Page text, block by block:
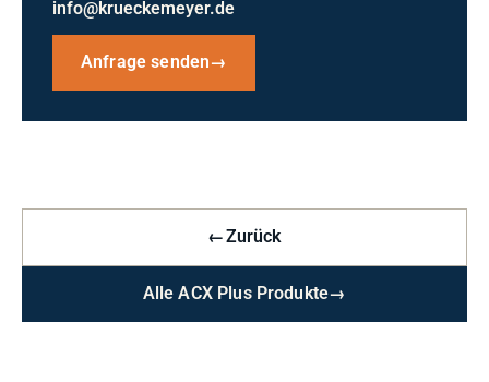
info@krueckemeyer.de
Anfrage senden→
←Zurück
Alle ACX Plus Produkte→